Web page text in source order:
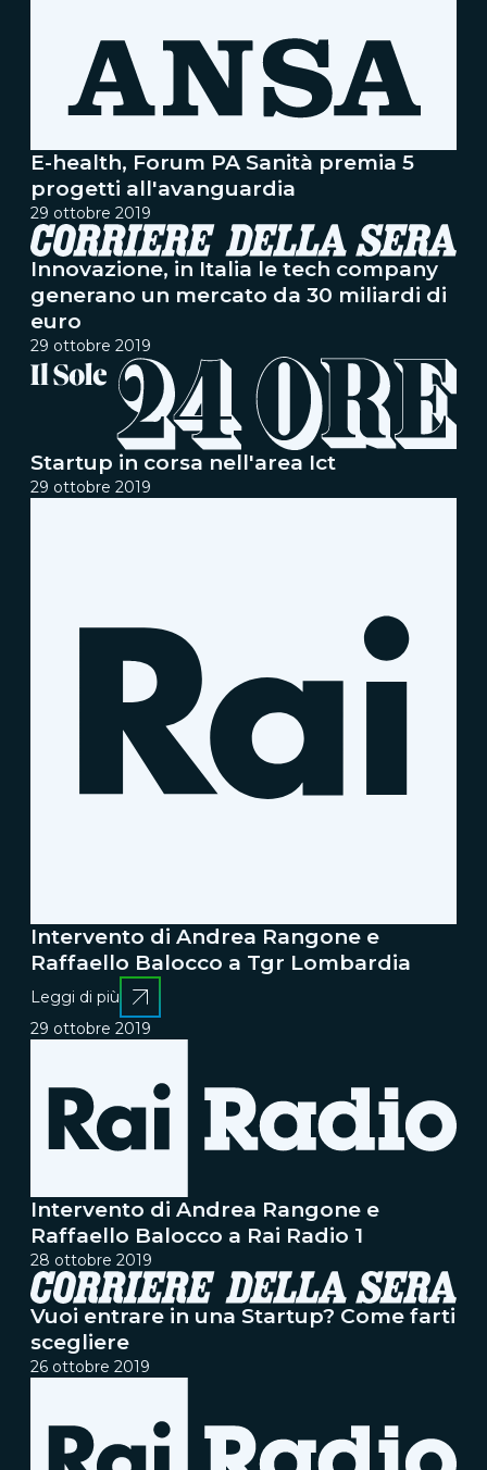
E-health, Forum PA Sanità premia 5
progetti all'avanguardia
29 ottobre 2019
Innovazione, in Italia le tech company
generano un mercato da 30 miliardi di
euro
29 ottobre 2019
Startup in corsa nell'area Ict
29 ottobre 2019
Intervento di Andrea Rangone e
Raffaello Balocco a Tgr Lombardia
Leggi di più
29 ottobre 2019
Intervento di Andrea Rangone e
Raffaello Balocco a Rai Radio 1
28 ottobre 2019
Vuoi entrare in una Startup? Come farti
scegliere
26 ottobre 2019